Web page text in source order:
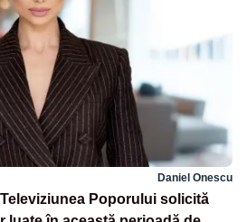
Daniel Onescu
Poporului solicită